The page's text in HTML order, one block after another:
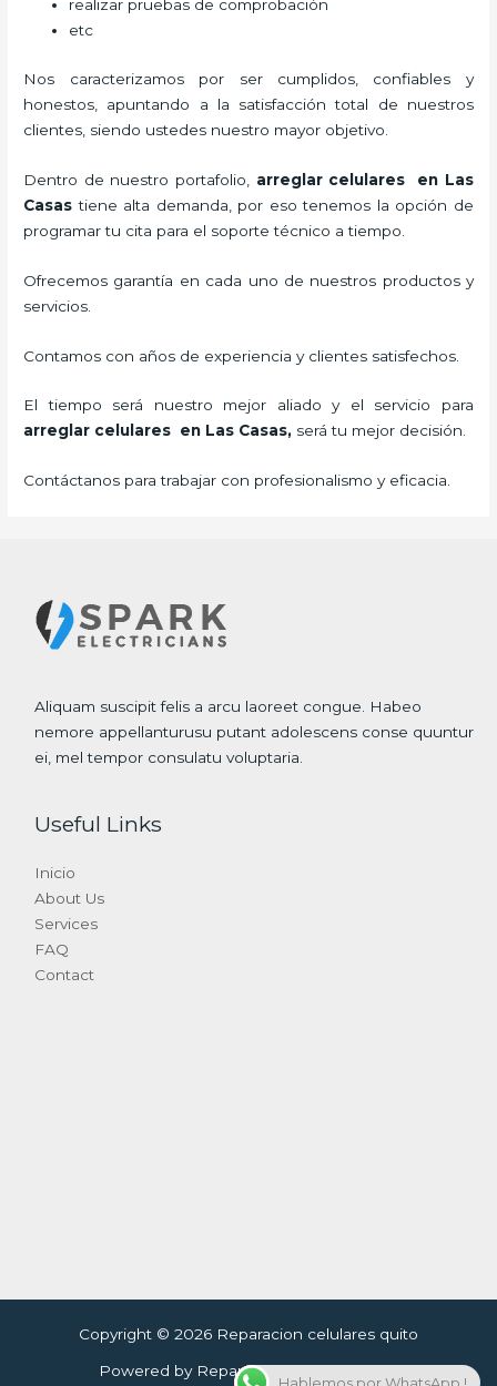
realizar pruebas de comprobación
etc
Nos caracterizamos por ser cumplidos, confiables y
honestos, apuntando a la satisfacción total de nuestros
clientes, siendo ustedes nuestro mayor objetivo.
Dentro de nuestro portafolio, arreglar celulares en Las
Casas tiene alta demanda, por eso tenemos la opción de
programar tu cita para el soporte técnico a tiempo.
Ofrecemos garantía en cada uno de nuestros productos y
servicios.
Contamos con años de experiencia y clientes satisfechos.
El tiempo será nuestro mejor aliado y el servicio para
arreglar celulares en Las Casas, será tu mejor decisión.
Contáctanos para trabajar con profesionalismo y eficacia.
Aliquam suscipit felis a arcu laoreet congue. Habeo
nemore appellanturusu putant adolescens conse quuntur
ei, mel tempor consulatu voluptaria.
Useful Links
Inicio
About Us
Services
FAQ
Contact
Copyright © 2026 Reparacion celulares quito
Powered by Reparacion celulares quito